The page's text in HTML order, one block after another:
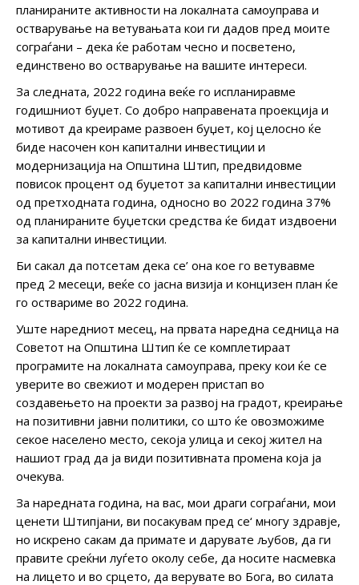
планираните активности на локалната самоуправа и
остварување на ветувањата кои ги дадов пред моите
сограѓани – дека ќе работам чесно и посветено,
единствено во остварување на вашите интереси.
За следната, 2022 година веќе го испланиравме
годишниот буџет. Со добро направената проекција и
мотивот да креираме развоен буџет, кој целосно ќе
биде насочен кон капитални инвестиции и
модернизација на Општина Штип, предвидовме
повисок процент од буџетот за капитални инвестиции
од претходната година, односно во 2022 година 37%
од планираните буџетски средства ќе бидат издвоени
за капитални инвестиции.
Би сакал да потсетам дека се’ она кое го ветувавме
пред 2 месеци, веќе со јасна визија и концизен план ќе
го оствариме во 2022 година.
Уште наредниот месец, на првата наредна седница на
Советот на Општина Штип ќе се комплетираат
програмите на локалната самоуправа, преку кои ќе се
уверите во свежиот и модерен пристап во
создавењето на проекти за развој на градот, креирање
на позитивни јавни политики, со што ќе овозможиме
секое населено место, секоја улица и секој жител на
нашиот град да ја види позитивната промена која ја
очекува.
За наредната година, на вас, мои драги сограѓани, мои
ценети Штипјани, ви посакувам пред се‘ многу здравје,
но искрено сакам да примате и дарувате љубов, да ги
правите среќни луѓето околу себе, да носите насмевка
на лицето и во срцето, да верувате во Бога, во силата